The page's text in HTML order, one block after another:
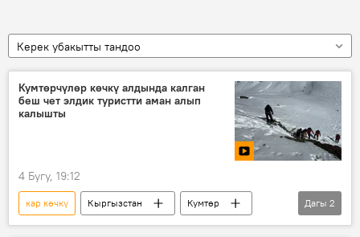
Керек убакытты тандоо
Кумтөрчүлөр көчкү алдында калган
беш чет элдик туристти аман алып
калышты
4 Бугу, 19:12
кар көчкү Кыргызстан
Кумтөр
куткаруучу
турист
Дагы 2